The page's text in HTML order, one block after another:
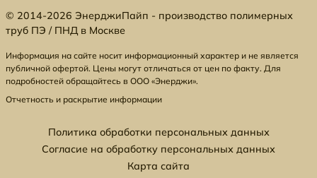
© 2014-2026 ЭнерджиПайп - производство полимерных
труб ПЭ / ПНД в Москве
Информация на сайте носит информационный характер и не является
публичной офертой. Цены могут отличаться от цен по факту. Для
подробностей обращайтесь в ООО «Энерджи».
Отчетность и раскрытие информации
Политика обработки персональных данных
Согласие на обработку персональных данных
Карта сайта